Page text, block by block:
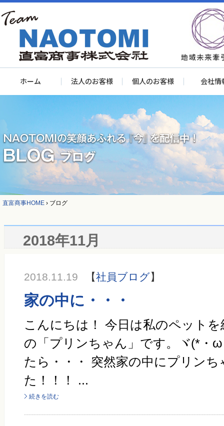
ホーム 法人のお客様 個人のお客様 会社情
直富商事HOME › ブログ
2018年11月
2018.11.19 【社員ブログ】
家の中に・・・
こんにちは！ 今日は私のペット
の「プリンちゃん」です。ヾ(*・
たら・・・ 突然家の中にプリン
た！！！ ...
続きを読む